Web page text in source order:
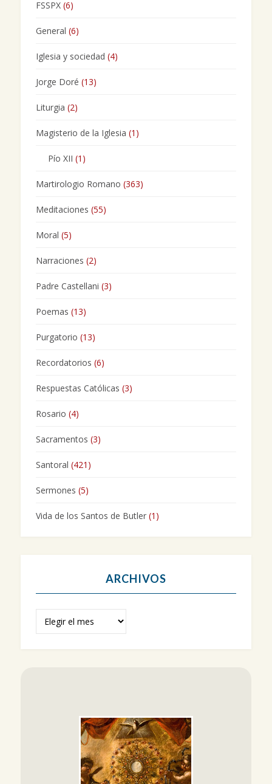
FSSPX(6)
General (6)
Iglesia y sociedad (4)
Jorge Doré (13)
Liturgia (2)
Magisterio de la Iglesia (1)
Pío XII (1)
Martirologio Romano (363)
Meditaciones (55)
Moral (5)
Narraciones (2)
Padre Castellani (3)
Poemas (13)
Purgatorio (13)
Recordatorios (6)
Respuestas Católicas (3)
Rosario (4)
Sacramentos (3)
Santoral (421)
Sermones (5)
Vida de los Santos de Butler(1)
ARCHIVOS